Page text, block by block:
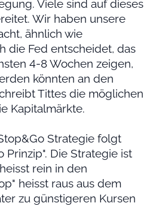
Viele sind auf dieses
Wir haben unsere
ähnlich wie
die Fed entscheidet, das
4-8 Wochen zeigen,
könnten an den
Tittes die möglichen
Kapitalmärkte.
Strategie folgt
Prinzip". Die Strategie ist
rein in den
heisst raus aus dem
zu günstigeren Kursen